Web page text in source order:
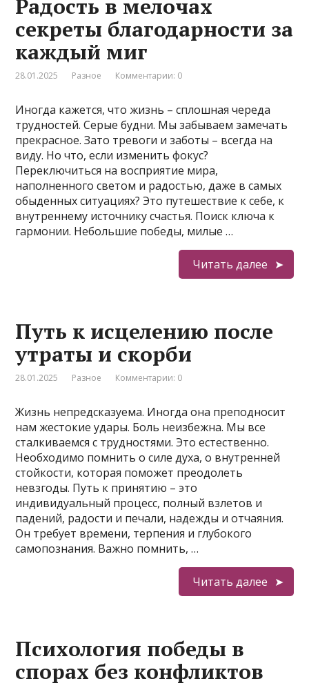
Радость в мелочах
секреты благодарности за
каждый миг
28.01.2025 Разное Комментарии: 0
Иногда кажется, что жизнь – сплошная череда
трудностей. Серые будни. Мы забываем замечать
прекрасное. Зато тревоги и заботы – всегда на
виду. Но что, если изменить фокус?
Переключиться на восприятие мира,
наполненного светом и радостью, даже в самых
обыденных ситуациях? Это путешествие к себе, к
внутреннему источнику счастья. Поиск ключа к
гармонии. Небольшие победы, милые …
Читать далее
Путь к исцелению после
утраты и скорби
28.01.2025 Разное Комментарии: 0
Жизнь непредсказуема. Иногда она преподносит
нам жестокие удары. Боль неизбежна. Мы все
сталкиваемся с трудностями. Это естественно.
Необходимо помнить о силе духа, о внутренней
стойкости, которая поможет преодолеть
невзгоды. Путь к принятию – это
индивидуальный процесс, полный взлетов и
падений, радости и печали, надежды и отчаяния.
Он требует времени, терпения и глубокого
самопознания. Важно помнить, …
Читать далее
Психология победы в
спорах без конфликтов